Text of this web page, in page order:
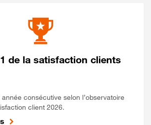
de la satisfaction clients
consécutive selon l’observatoire
client 2026.